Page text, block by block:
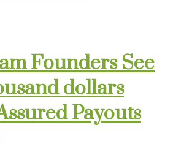
Founders See
dollars
Payouts